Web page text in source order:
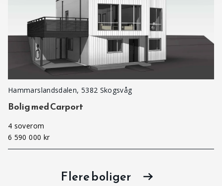
Hammarslandsdalen, 5382 Skogsvåg
Bolig med Carport
4 soverom
6 590 000 kr
Flere boliger